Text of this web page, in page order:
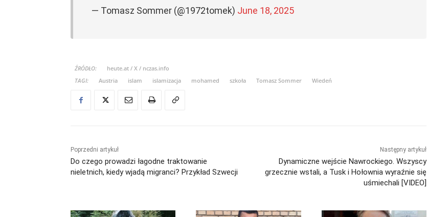
— Tomasz Sommer (@1972tomek) June 18, 2025
ŹRÓDŁO:
heute.at / X / nczas.info
TAGI:
Austria islam islamizacja mohamed szkoła Tomasz Sommer Wiedeń
Poprzedni artykuł
Do czego prowadzi łagodne traktowanie
nieletnich, kiedy wjadą migranci? Przykład Szwecji
Następny artykuł
Dynamiczne wejście Nawrockiego. Wszyscy
grzecznie wstali, a Tusk i Hołownia wyraźnie się
uśmiechali [VIDEO]